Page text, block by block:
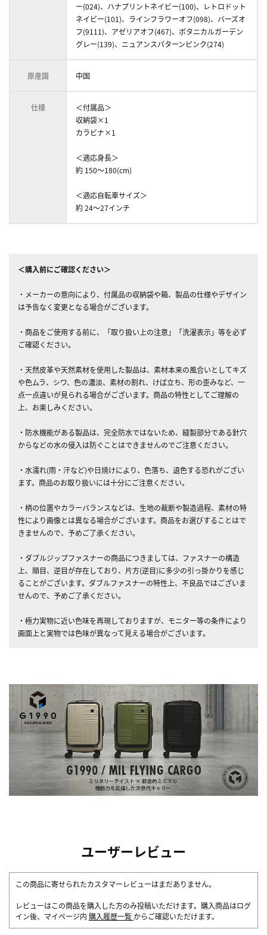
ー(024)、ハナプリントネイビー(100)、レトロドット
ネイビー(101)、ラインフラワーオフ(098)、バーズオ
フ(9111)、アゼリアオフ(467)、ボタニカルガーデン
グレー(139)、ニュアンスパターンピンク(274)
原産国 中国
仕様
＜付属品＞
収納袋×1
カラビナ×1
＜適応身長＞
約 150～180(cm)
＜適応自転車サイズ＞
約 24～27インチ
＜購入前にご確認ください＞
・メーカーの意向により、付属品の収納袋や箱、製品の仕様やデザイン
は予告なく変更となる場合がございます。
・商品をご使用する前に、「取り扱い上の注意」「洗濯表示」等を必ず
ご確認ください。
・天然皮革や天然素材を使用した製品は、素材本来の風合いとしてキズ
や色ムラ、シワ、色の濃淡、素材の割れ、けば立ち、形の歪みなど、一
点一点違いが見られる場合がございます。商品の特性としてご理解の
上、お楽しみください。
・防水機能がある製品は、完全防水ではないため、縫製部分である針穴
からなどの水の侵入は防ぐことはできませんのでご注意ください。
・水濡れ(雨・汗など)や日焼けにより、色落ち、退色する恐れがござい
ます。商品のお取り扱いには十分にご注意ください。
・柄の位置やカラーバランスなどは、生地の裁断や製造過程、素材の特
性により画像とは異なる場合がございます。商品をお選びすることはで
きませんので、予めご了承ください。
・ダブルジップファスナーの商品につきましては、ファスナーの構造
上、順目、逆目が存在しており、片方(逆目)に多少の引っ掛かりを感じ
ることがございます。ダブルファスナーの特性上、不良品ではございま
せんので、予めご了承ください。
・極力実物に近い色味を再現しておりますが、モニター等の条件により
画面上と実物では色味が異なって見える場合がございます。
ユーザーレビュー
この商品に寄せられたカスタマーレビューはまだありません。
レビューはこの商品を購入した方のみ投稿いただけます。購入商品はログ
イン後、マイページ内 購入履歴一覧 からご確認いただけます。